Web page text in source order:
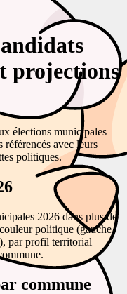
projections
élections municipales
référencés avec leurs
politiques.
2026 dans plus de
politique (gauche,
par profil territorial
commune